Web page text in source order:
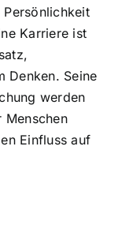
Karriere ist
Denken. Seine
werden
Menschen
Einfluss auf